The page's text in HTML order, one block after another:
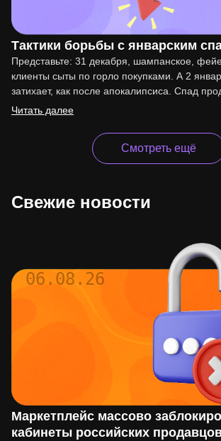
Тактики борьбы с январским
Представьте: 31 декабря, шампанское,
клиенты сыты по горло покупками. А 2
затихает, как после апокалипсиса. Спад
Читать далее
Смотреть ещё
Свежие новости
06.08.26
Маркетплейс массово
кабинеты российских